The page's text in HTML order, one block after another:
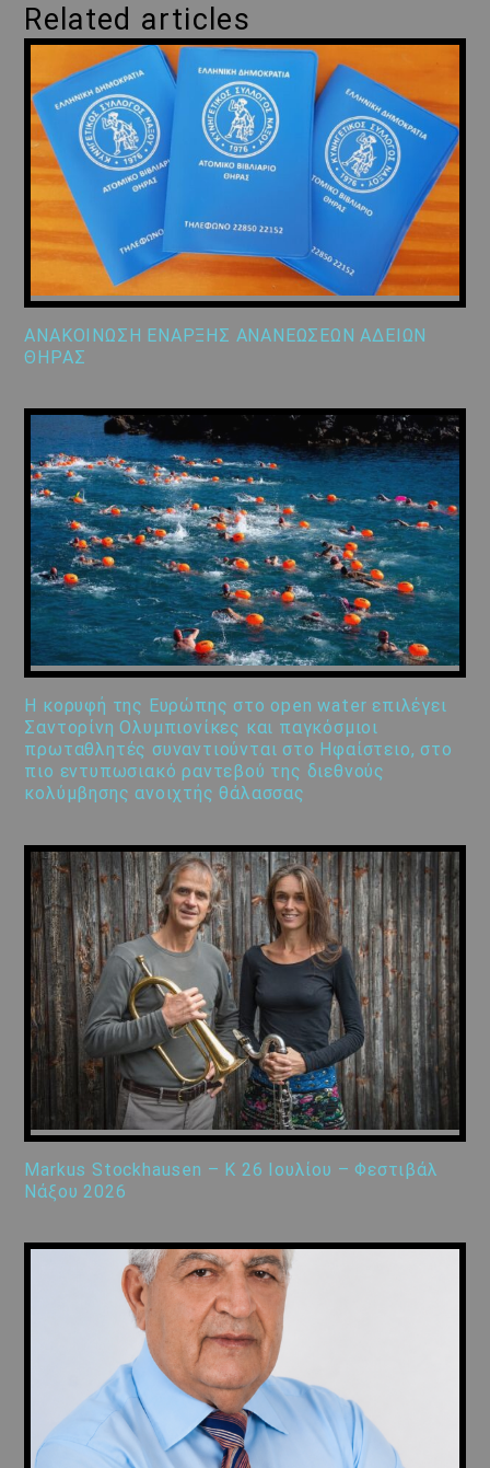
Related articles
ΑΝΑΚΟΙΝΩΣΗ ΕΝΑΡΞΗΣ ΑΝΑΝΕΩΣΕΩΝ ΑΔΕΙΩΝ
ΘΗΡΑΣ
Η κορυφή της Ευρώπης στο open water επιλέγει
Σαντορίνη Ολυμπιονίκες και παγκόσμιοι
πρωταθλητές συναντιούνται στο Ηφαίστειο, στο
πιο εντυπωσιακό ραντεβού της διεθνούς
κολύμβησης ανοιχτής θάλασσας
Markus Stockhausen – K 26 Ιουλίου – Φεστιβάλ
Νάξου 2026